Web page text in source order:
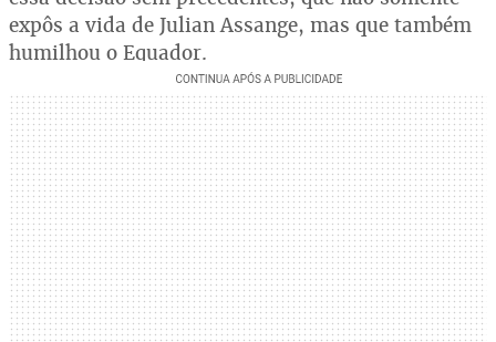
expôs a vida de Julian Assange, mas que também
humilhou o Equador.